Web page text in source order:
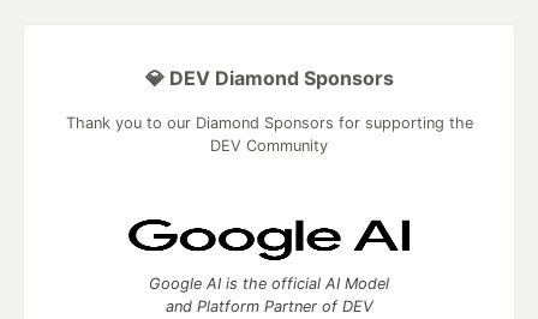
💎 DEV Diamond Sponsors
Thank you to our Diamond Sponsors for supporting the
DEV Community
Google AI is the official AI Model
and Platform Partner of DEV